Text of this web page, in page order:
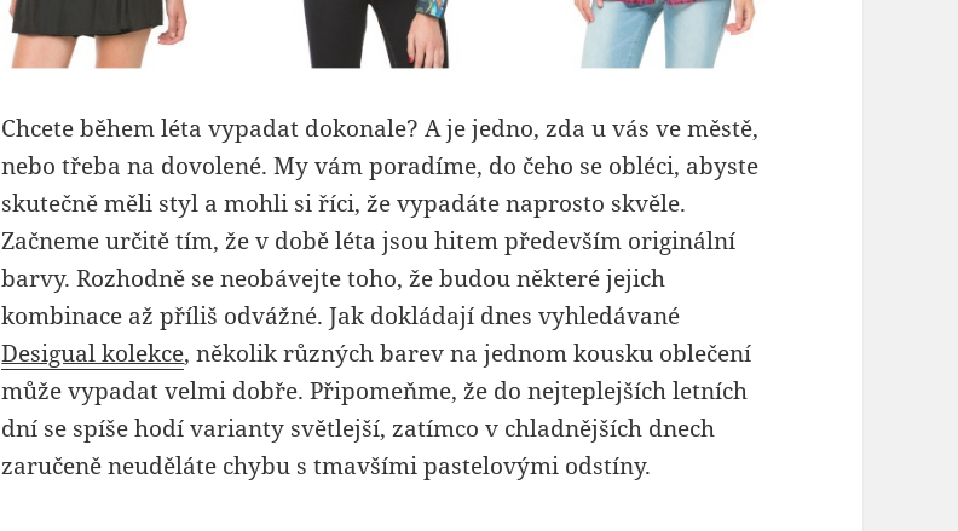
Chcete během léta vypadat dokonale? A je jedno, zda u vás ve městě,
nebo třeba na dovolené. My vám poradíme, do čeho se obléci, abyste
skutečně měli styl a mohli si říci, že vypadáte naprosto skvěle.
Začneme určitě tím, že v době léta jsou hitem především originální
barvy. Rozhodně se neobávejte toho, že budou některé jejich
kombinace až příliš odvážné. Jak dokládají dnes vyhledávané
Desigual kolekce, několik různých barev na jednom kousku oblečení
může vypadat velmi dobře. Připomeňme, že do nejteplejších letních
dní se spíše hodí varianty světlejší, zatímco v chladnějších dnech
zaručeně neuděláte chybu s tmavšími pastelovými odstíny.